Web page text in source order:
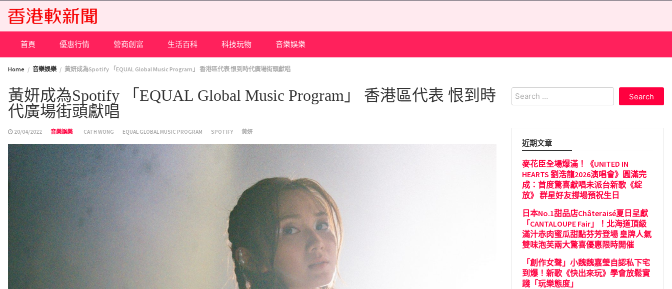
content
首頁 優惠行情 營商創富 生活百科 科技玩物 音樂娛樂
Home 音樂娛樂 黃妍成為Spotify 「EQUAL Global Music Program」 香港區代表 恨到時代廣場街頭獻唱
黃妍成為Spotify 「EQUAL Global Music Program」 香港區代表 恨到時
代廣場街頭獻唱
20/04/2022 音樂娛樂 CATH WONG EQUAL GLOBAL MUSIC PROGRAM SPOTIFY 黃妍
Search
for:
近期文章
麥花臣全場爆滿！《UNITED IN
HEARTS 劉浩龍2026演唱會》圓滿完
成：首度驚喜獻唱未派台新歌《綻
放》 群星好友撐場預祝生日
日本No.1甜品店Châteraisé夏日呈獻
「CANTALOUPE Fair」！北海道頂級
滿汁赤肉蜜瓜甜點芬芳登場 皇牌人氣
雙味泡芙兩大驚喜優惠限時開催
「創作女聲」小魏魏嘉瑩自認私下宅
到爆！新歌《快出來玩》學會放鬆實
踐「玩樂態度」